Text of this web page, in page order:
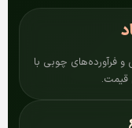
فرآورده‌های چوبی با
قیمت.